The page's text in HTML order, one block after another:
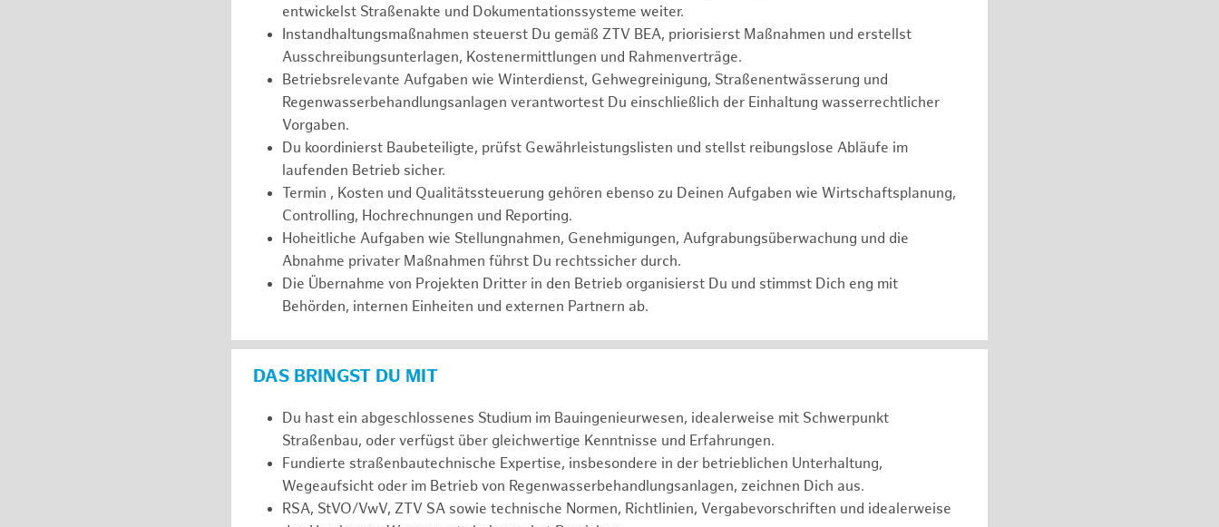
entwickelst Straßenakte und Dokumentationssysteme weiter.
Instandhaltungsmaßnahmen steuerst Du gemäß ZTV BEA, priorisierst Maßnahmen und erstellst
Ausschreibungsunterlagen, Kostenermittlungen und Rahmenverträge.
Betriebsrelevante Aufgaben wie Winterdienst, Gehwegreinigung, Straßenentwässerung und
Regenwasserbehandlungsanlagen verantwortest Du einschließlich der Einhaltung wasserrechtlicher
Vorgaben.
Du koordinierst Baubeteiligte, prüfst Gewährleistungslisten und stellst reibungslose Abläufe im
laufenden Betrieb sicher.
Termin , Kosten und Qualitätssteuerung gehören ebenso zu Deinen Aufgaben wie Wirtschaftsplanung,
Controlling, Hochrechnungen und Reporting.
Hoheitliche Aufgaben wie Stellungnahmen, Genehmigungen, Aufgrabungsüberwachung und die
Abnahme privater Maßnahmen führst Du rechtssicher durch.
Die Übernahme von Projekten Dritter in den Betrieb organisierst Du und stimmst Dich eng mit
Behörden, internen Einheiten und externen Partnern ab.
DAS BRINGST DU MIT
Du hast ein abgeschlossenes Studium im Bauingenieurwesen, idealerweise mit Schwerpunkt
Straßenbau, oder verfügst über gleichwertige Kenntnisse und Erfahrungen.
Fundierte straßenbautechnische Expertise, insbesondere in der betrieblichen Unterhaltung,
Wegeaufsicht oder im Betrieb von Regenwasserbehandlungsanlagen, zeichnen Dich aus.
RSA, StVO/VwV, ZTV SA sowie technische Normen, Richtlinien, Vergabevorschriften und idealerweise